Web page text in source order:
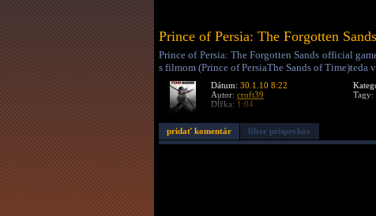
Prince of Persia: The Forgotten
Prince of Persia: The Forgotten Sands official
s filmom (Prince of PersiaThe Sands of Time)teda
Dátum: 30.1.10 8:22
Autor: croft39
Dĺžka: 1:04
Tagy:
pridať komentár filter príspevkov